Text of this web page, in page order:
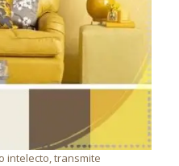
intelecto, transmite